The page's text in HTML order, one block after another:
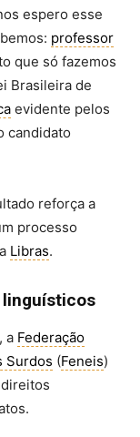
espero esse
professor
que só fazemos
Brasileira de
evidente pelos
candidato
reforça a
processo
Libras.
linguísticos
a Federação
Surdos (Feneis)